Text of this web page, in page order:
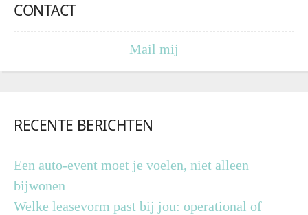
CONTACT
Mail mij
RECENTE BERICHTEN
Een auto-event moet je voelen, niet alleen
bijwonen
Welke leasevorm past bij jou: operational of